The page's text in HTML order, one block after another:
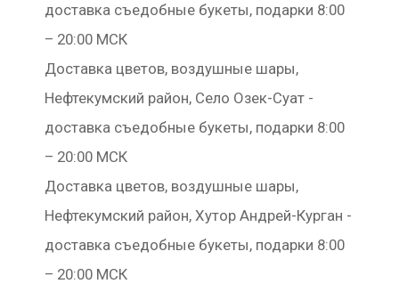
доставка съедобные букеты, подарки 8:00
– 20:00 МСК
Доставка цветов, воздушные шары,
Нефтекумский район, Село Озек-Суат -
доставка съедобные букеты, подарки 8:00
– 20:00 МСК
Доставка цветов, воздушные шары,
Нефтекумский район, Хутор Андрей-Курган -
доставка съедобные букеты, подарки 8:00
– 20:00 МСК